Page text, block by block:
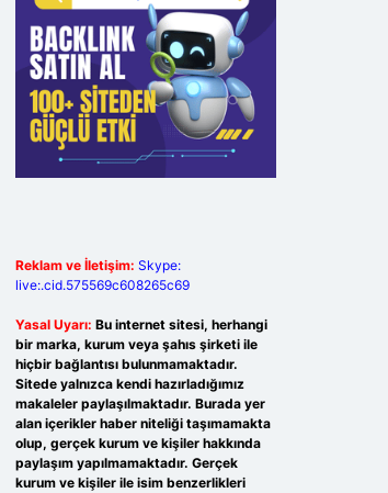
Reklam ve İletişim: Skype:
live:.cid.575569c608265c69
Yasal Uyarı: Bu internet sitesi, herhangi
bir marka, kurum veya şahıs şirketi ile
hiçbir bağlantısı bulunmamaktadır.
Sitede yalnızca kendi hazırladığımız
makaleler paylaşılmaktadır. Burada yer
alan içerikler haber niteliği taşımamakta
olup, gerçek kurum ve kişiler hakkında
paylaşım yapılmamaktadır. Gerçek
kurum ve kişiler ile isim benzerlikleri